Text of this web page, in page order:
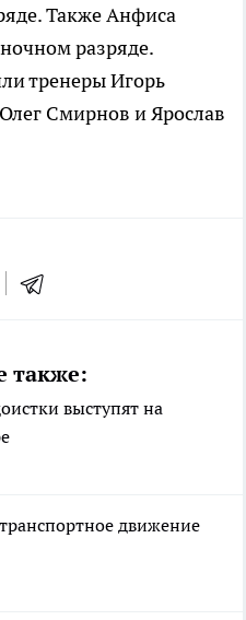
Также Анфиса
разряде.
тренеры Игорь
Смирнов и Ярослав
также:
выступят на
движение